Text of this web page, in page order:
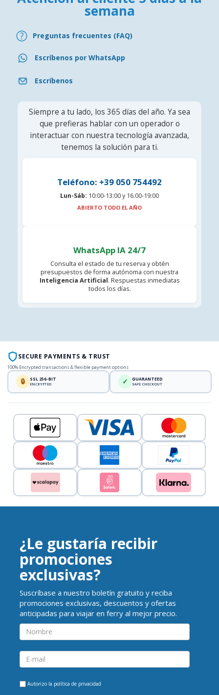
semana
Preguntas frecuentes (FAQ)
Escríbenos por WhatsApp
Escríbenos
Siempre a tu lado, los 365 días del año. Ya sea
que prefieras hablar con un operador o
interactuar con nuestra tecnología avanzada,
tenemos la solución para ti.
Teléfono: +39 050 754492
Lun-Sáb: 10:00-13:00 y 16.00-19:00
ABIERTO TODO EL AÑO
WhatsApp IA 24/7
Consulta el estado de tu reserva y obtén
presupuestos de forma autónoma con nuestra
Inteligencia Artificial. Respuestas inmediatas
todos los días.
SECURE PAYMENTS & TRUST
100% Encrypted transactions & flexible payment options
🔒 SSL 256-BIT
ENCRYPTED ✓ GUARANTEED
SAFE CHECKOUT
¿Le gustaría recibir
promociones
exclusivas?
Suscríbase a nuestro boletín gratuito y reciba
promociones exclusivas, descuentos y ofertas
anticipadas para viajar en ferry al mejor precio.
Autorizo la política de privacidad